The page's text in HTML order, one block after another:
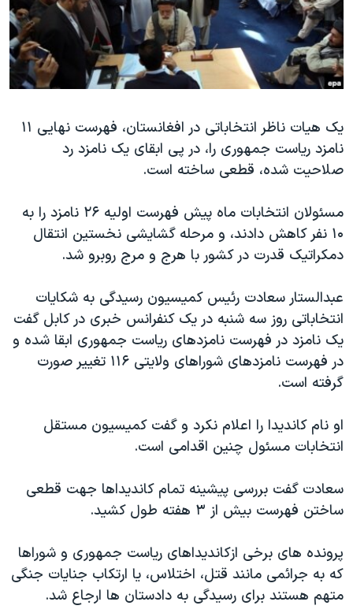
فرهنگ و زندگی
حقوق شهروندی
اقتصادی
اسرائیل در جنگ
گالری عکس
مستندها
انتخابات ریاست جمهوری آمریکا ۲۰۲۴
حمله جمهوری اسلامی به اسرائیل
ورزش زنان در ایران
اعتراضات زن، زندگی، آزادی
تریبونال مردمی آبان ۹۸
دادگاه حمید نوری
قانون شفافیت دارائی کادر رهبری ایران
اعتراضات مردمی آبان ۹۸
اسرائیل در جنگ
نرگس محمدی برنده جایزه نوبل صلح
صفحه‌های ویژه
دنبال کنید
زبانهای مختلف
یک هیات ناظر انتخاباتی در افغانستان، فهرست نهایی ۱۱
نامزد ریاست جمهوری را، در پی ابقای یک نامزد رد
صلاحیت شده، قطعی ساخته است.
مسئولان انتخابات ماه پیش فهرست اولیه ۲۶ نامزد را به
۱۰ نفر کاهش دادند، و مرحله گشایشی نخستین انتقال
دمکراتیک قدرت در کشور با هرج و مرج روبرو شد.
عبدالستار سعادت رئیس کمیسیون رسیدگی به شکایات
انتخاباتی روز سه شنبه در یک کنفرانس خبری در کابل گفت
یک نامزد در فهرست نامزدهای ریاست جمهوری ابقا شده و
در فهرست نامزدهای شوراهای ولایتی ۱۱۶ تغییر صورت
گرفته است.
او نام کاندیدا را اعلام نکرد و گفت کمیسیون مستقل
انتخابات مسئول چنین اقدامی است.
سعادت گفت بررسی پیشینه تمام کاندیداها جهت قطعی
ساختن فهرست بیش از ۳ هفته طول کشید.
پرونده های برخی ازکاندیداهای ریاست جمهوری و شوراها
که به جرائمی مانند قتل، اختلاس، یا ارتکاب جنایات جنگی
متهم هستند برای رسیدگی به دادستان ها ارجاع شد.